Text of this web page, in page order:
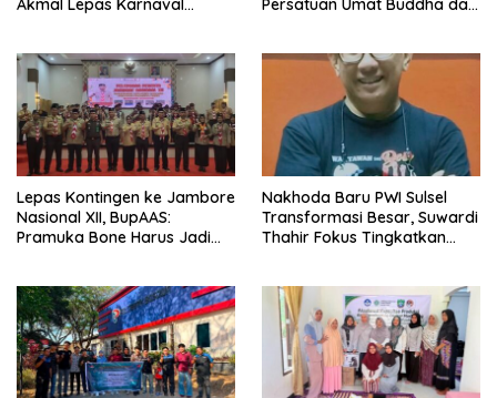
Akmal Lepas Karnaval
Persatuan Umat Buddha dan
Lepas Kontingen ke Jambore
Nasional XII, BupAAS:
Pramuka Bone Harus Jadi
Nakhoda Baru PWI Sulsel
Transformasi Besar, Suwardi
Thahir Fokus Tingkatkan